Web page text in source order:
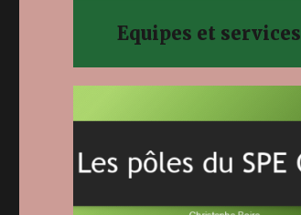
Equipes et services